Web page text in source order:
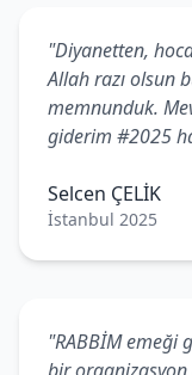
"Diyanetten,
Allah razı olsun
memnunduk.
giderim #2025
Selcen ÇELİK
İstanbul 2025
"RABBİM emeği